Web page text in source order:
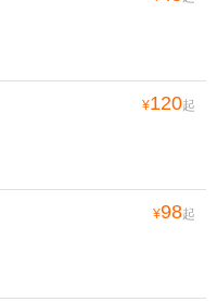
¥120起
¥98起